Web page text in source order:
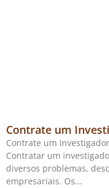
Contrate um
Contrate um
Contratar um
diversos problemas,
empresariais. Os